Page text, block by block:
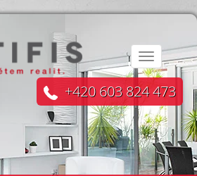
Toggle
navigation
+420 603 824 473